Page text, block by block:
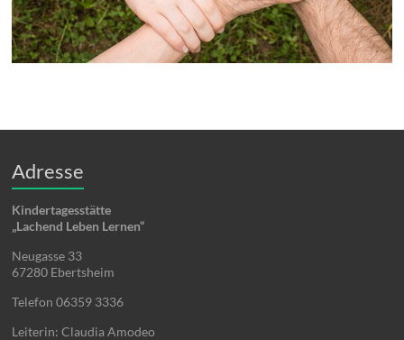
Adresse
Kindertagesstätte
„Lachend Leben Lernen“
Neugasse 33
67280 Ebertsheim
Telefon 06359 3336
Leiterin: Claudia Amodeo